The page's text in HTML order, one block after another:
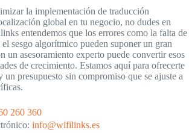
la implementación de traducción
global en tu negocio, no dudes en
entendemos que los errores como la falta de
sesgo algorítmico pueden suponer un gran
un asesoramiento experto puede convertir esos
de crecimiento. Estamos aquí para ofrecerte
un presupuesto sin compromiso que se ajuste a
260 360
info@wifilinks.es